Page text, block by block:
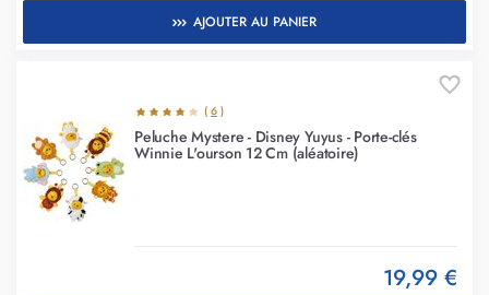
AJOUTER AU PANIER
( 6 )
Peluche Mystere - Disney Yuyus - Porte-clés
Winnie L'ourson 12 Cm (aléatoire)
19,99 €